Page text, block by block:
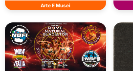
Arte E Musei